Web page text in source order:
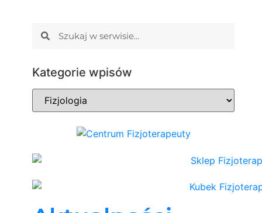
Kategorie wpisów